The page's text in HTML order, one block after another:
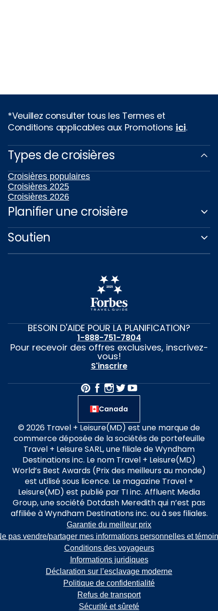
*Veuillez consulter tous les Termes et
Conditions applicables aux Promotions ici.
Types de croisières
Croisières populaires
Croisières 2025
Croisières 2026
Planifier une croisière
Soutien
BESOIN D'AIDE POUR LA PLANIFICATION?
1-888-751-7804
Pour recevoir des offres exclusives, inscrivez-
vous!
S'inscrire
Canada
© 2026 Travel + Leisure(MD) est une marque de
commerce déposée de la sociétés de portefeuille
Travel + Leisure SARL, une filiale de Wyndham
Destinations inc. Le nom Travel + Leisure(MD)
World’s Best Awards (Prix des meilleurs au monde)
est utilisé sous licence. Le magazine Travel +
Leisure(MD) est publié par TI inc. Affluent Media
Group, une société Dotdash Meredith qui n’est pas
affiliée à Wyndham Destinations inc. ou à ses filiales.
Garantie du meilleur prix
pas vendre/partager mes informations personnelles et
Conditions des voyageurs
Informations juridiques
Déclaration sur l’esclavage moderne
Politique de confidentialité
Refus de transport
Sécurité et sûreté